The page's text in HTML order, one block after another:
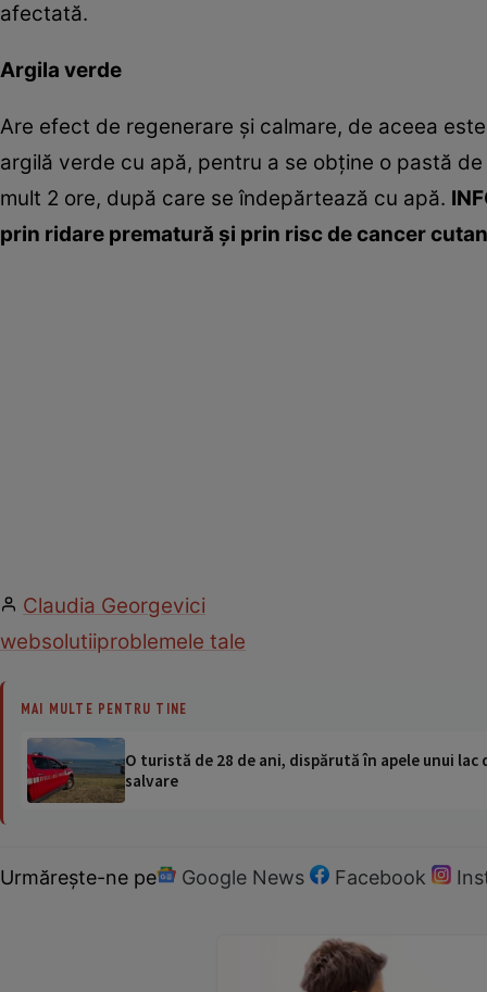
afectată.
Argila verde
Are efect de regenerare şi calmare, de aceea
argilă verde cu apă, pentru a se obţine o pastă
mult 2 ore, după care se îndepărtează cu apă.
prin ridare prematură şi prin risc de cancer
Claudia Georgevici
websolutiiproblemele tale
MAI MULTE PENTRU TINE
O turistă de 28 de ani, dispărută în apele unui
salvare
Urmărește-ne pe Google News Facebook